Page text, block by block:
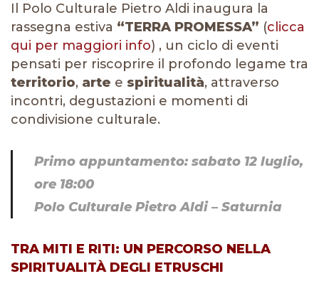
Il Polo Culturale Pietro Aldi inaugura la
rassegna estiva “TERRA PROMESSA” (clicca
qui per maggiori info) , un ciclo di eventi
pensati per riscoprire il profondo legame tra
territorio, arte e spiritualità, attraverso
incontri, degustazioni e momenti di
condivisione culturale.
Primo appuntamento: sabato 12 luglio,
ore 18:00
Polo Culturale Pietro Aldi – Saturnia
TRA MITI E RITI: UN PERCORSO NELLA
SPIRITUALITÀ DEGLI ETRUSCHI